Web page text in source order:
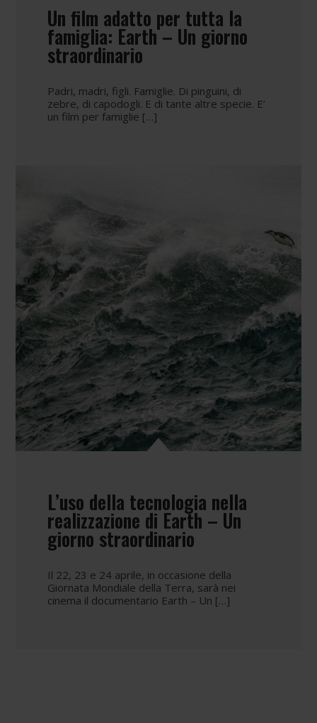
Un film adatto per tutta la
famiglia: Earth – Un giorno
straordinario
Padri, madri, figli. Famiglie. Di pinguini, di
zebre, di capodogli. E di tante altre specie. E’
un film per famiglie […]
L’uso della tecnologia nella
realizzazione di Earth – Un
giorno straordinario
Il 22, 23 e 24 aprile, in occasione della
Giornata Mondiale della Terra, sarà nei
cinema il documentario Earth – Un […]